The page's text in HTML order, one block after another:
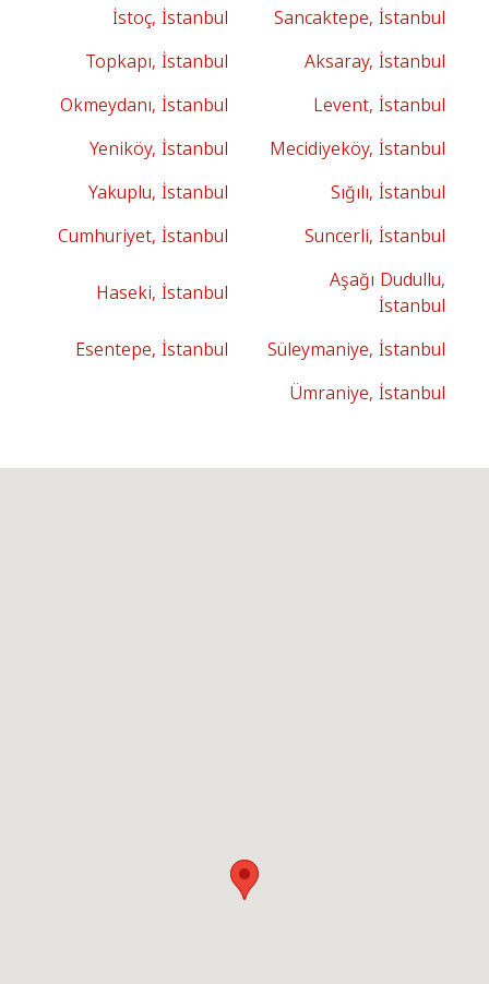
Sancaktepe, İstanbul
İstoç, İstanbul
Aksaray, İstanbul
Topkapı, İstanbul
Levent, İstanbul
Okmeydanı, İstanbul
Mecidiyeköy, İstanbul
Yeniköy, İstanbul
Sığılı, İstanbul
Yakuplu, İstanbul
Suncerli, İstanbul
Cumhuriyet, İstanbul
Aşağı Dudullu,
İstanbul
Haseki, İstanbul
Süleymaniye, İstanbul
Esentepe, İstanbul
Ümraniye, İstanbul